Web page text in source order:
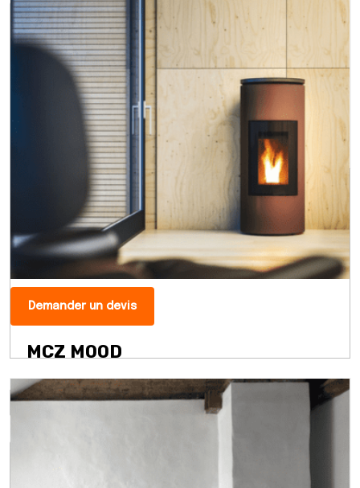
Demander un devis
MCZ MOOD